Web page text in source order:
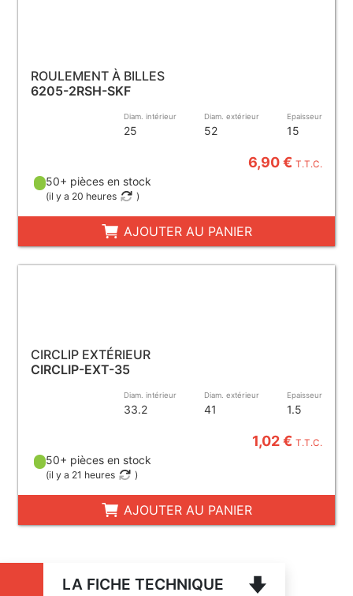
ROULEMENT À BILLES
6205-2RSH-SKF
Diam. intérieur
25
Diam. extérieur
52
Epaisseur
15
6,90 €T.T.C.
50+ pièces en stock
(il y a 20 heures )
AJOUTER AU PANIER
CIRCLIP EXTÉRIEUR
CIRCLIP-EXT-35
Diam. intérieur
33.2
Diam. extérieur
41
Epaisseur
1.5
1,02 €T.T.C.
50+ pièces en stock
(il y a 21 heures )
AJOUTER AU PANIER
LA FICHE TECHNIQUE